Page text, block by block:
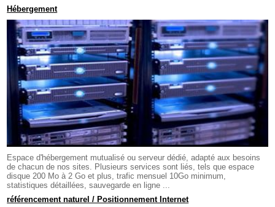
Hébergement
Espace d'hébergement mutualisé ou serveur dédié, adapté aux besoins
de chacun de nos sites. Plusieurs services sont liés, tels que espace
disque 200 Mo à 2 Go et plus, trafic mensuel 10Go minimum,
statistiques détaillées, sauvegarde en ligne ...
référencement naturel / Positionnement Internet